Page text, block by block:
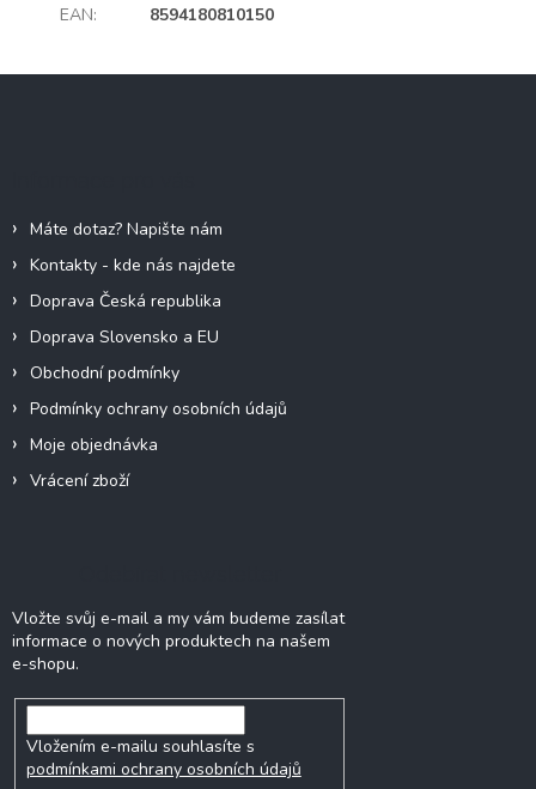
EAN: 8594180810150
Máte dotaz? Napište nám
Kontakty - kde nás najdete
Doprava Česká republika
Doprava Slovensko a EU
Obchodní podmínky
Podmínky ochrany osobních údajů
Moje objednávka
Vrácení zboží
Vložte svůj e-mail a my vám budeme zasílat
informace o nových produktech na našem
e-shopu.
Vložením e-mailu souhlasíte s
podmínkami ochrany osobních údajů